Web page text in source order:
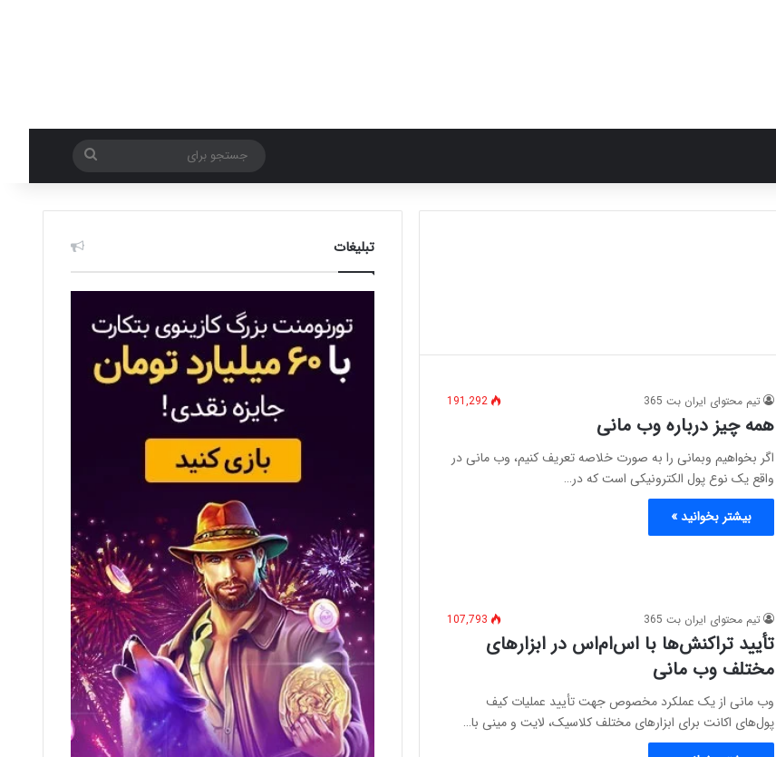
جستجو
برای
تیم محتوای ایران بت 365 191,292
همه چیز درباره وب مانی
اگر بخواهیم وبمانی را به صورت خلاصه تعریف کنیم، وب مانی در
واقع یک نوع پول الکترونیکی‌ است که در…
بیشتر بخوانید »
تیم محتوای ایران بت 365 107,793
تأیید تراکنش‌ها با اس‌ام‌اس در ابزارهای
مختلف وب مانی
وب مانی از یک عملکرد مخصوص جهت تأیید عملیات کیف
پول‌های اکانت برای ابزار‌های مختلف کلاسیک، لایت و مینی با…
تبلیغات